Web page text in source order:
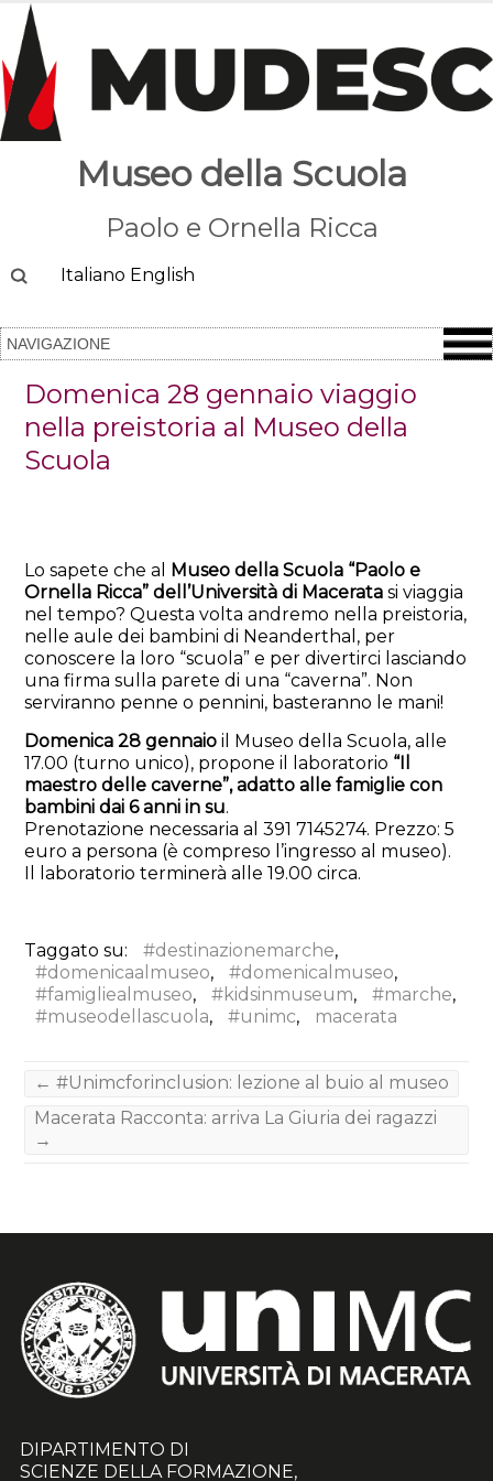
Museo della Scuola
Paolo e Ornella Ricca
CercaItaliano English
Domenica 28 gennaio viaggio
nella preistoria al Museo della
Scuola
Lo sapete che al
Museo della Scuola “Paolo e
Ornella Ricca” dell’Università di Macerata si viaggia
nel tempo? Questa volta andremo nella preistoria,
nelle aule dei bambini di Neanderthal, per
conoscere la loro “scuola” e per divertirci lasciando
una firma sulla parete di una “caverna”. Non
serviranno penne o pennini, basteranno le mani!
Domenica 28 gennaio il Museo della Scuola, alle
17.00 (turno unico), propone il laboratorio “Il
maestro delle caverne”, adatto alle famiglie con
bambini dai 6 anni in su.
Prenotazione necessaria al 391 7145274. Prezzo: 5
euro a persona (è compreso l’ingresso al museo).
Il laboratorio terminerà alle 19.00 circa.
Taggato su: #destinazionemarche,
#domenicaalmuseo, #domenicalmuseo,
#famigliealmuseo, #kidsinmuseum, #marche,
#museodellascuola, #unimc, macerata
← #Unimcforinclusion: lezione al buio al museo
Macerata Racconta: arriva La Giuria dei ragazzi
→
DIPARTIMENTO DI
SCIENZE DELLA FORMAZIONE,